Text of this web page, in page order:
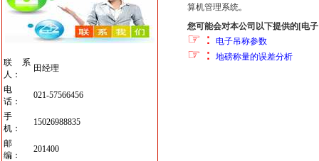
联系
人：
田经理
电
话：
021-57566456
手
机：
15026988835
邮
编：
201400
算机管理系统。
您可能会对本公司以下提供的[电子
☞ ： 电子吊称参数
☞ ： 地磅称量的误差分析